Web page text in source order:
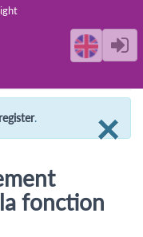
×
register.
fonction